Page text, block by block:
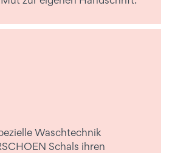
Waschtechnik
Schals ihren